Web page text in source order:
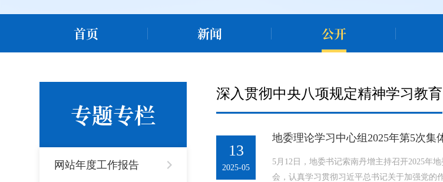
首页 新闻 公开
专题专栏
网站年度工作报告
深入贯彻中央八项规定精神学习教育
13
2025-05
地委理论学习中心组2025年第5次
5月12日，地委书记索南丹增主持召开2025年
会，认真学习贯彻习近平总书记关于加强党的